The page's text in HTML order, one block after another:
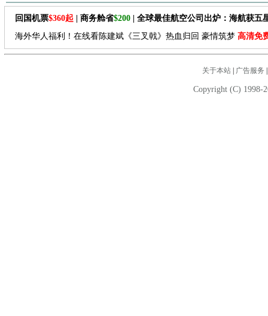
回国机票$360起 | 商务舱省$200 | 全球最佳航空公司出炉：海航获五
海外华人福利！在线看陈建斌《三叉戟》热血归回 豪情筑梦 高清免
关于本站| 广告服务
Copyright (C) 1998-